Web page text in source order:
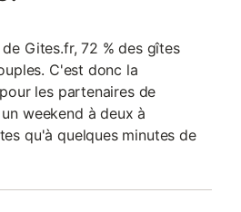
Gites.fr, 72 % des gîtes
C'est donc la
les partenaires de
weekend à deux à
qu'à quelques minutes de